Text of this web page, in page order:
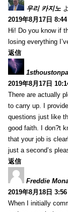
우리 카지노
2019年8月17日
Hi! Do you know if
losing everything
返信
2019年8月17日
There are actually
to carry up. I
questions just like
good faith. I don?t
that your job is
just a second’s
返信
Freddie
2019年8月18日
When I initially